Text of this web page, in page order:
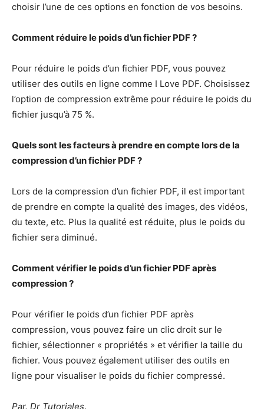
choisir l’une de ces options en fonction de vos besoins.
Comment réduire le poids d’un fichier PDF ?
Pour réduire le poids d’un fichier PDF, vous pouvez
utiliser des outils en ligne comme I Love PDF. Choisissez
l’option de compression extrême pour réduire le poids du
fichier jusqu’à 75 %.
Quels sont les facteurs à prendre en compte lors de la
compression d’un fichier PDF ?
Lors de la compression d’un fichier PDF, il est important
de prendre en compte la qualité des images, des vidéos,
du texte, etc. Plus la qualité est réduite, plus le poids du
fichier sera diminué.
Comment vérifier le poids d’un fichier PDF après
compression ?
Pour vérifier le poids d’un fichier PDF après
compression, vous pouvez faire un clic droit sur le
fichier, sélectionner « propriétés » et vérifier la taille du
fichier. Vous pouvez également utiliser des outils en
ligne pour visualiser le poids du fichier compressé.
Par. Dr Tutoriales.